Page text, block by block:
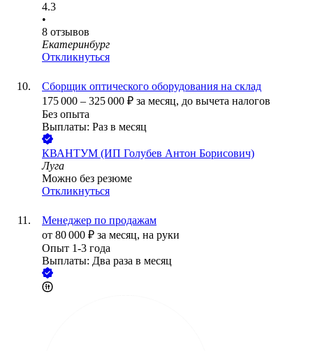
4.3
•
8 отзывов
Екатеринбург
Откликнуться
Сборщик оптического оборудования на склад
175 000 – 325 000 ₽ за месяц, до вычета налогов
Без опыта
Выплаты: Раз в месяц
КВАНТУМ (ИП Голубев Антон Борисович)
Луга
Можно без резюме
Откликнуться
Менеджер по продажам
от 80 000 ₽ за месяц, на руки
Опыт 1-3 года
Выплаты: Два раза в месяц